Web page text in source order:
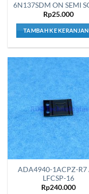
6N137SDM ON SEMI
Rp25.000
TAMBAH KE
ADA4940-1ACPZ-R7
LFCSP-16
Rp240.000